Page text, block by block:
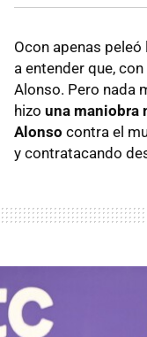
Ocon apenas
a entender que,
Alonso. Pero nada
hizo una maniobra
Alonso contra el
y contratacando